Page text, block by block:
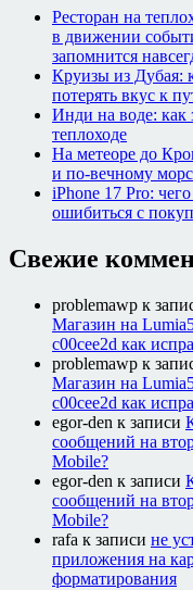
Ресторан на
в движении
запомнится
Круизы из Дубая:
потерять вкус к
Инди на воде: как
теплоходе
На метеоре до
и по-вечному
iPhone 17 Pro:
ошибиться с
Свежие
problemawp к
Магазин на
c00cee2d как
problemawp к
Магазин на
c00cee2d как
egor-den к записи
сообщений на
Mobile?
egor-den к записи
сообщений на
Mobile?
rafa к записи не
приложения на
форматирования